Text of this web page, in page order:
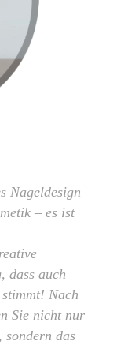
Nageldesign
– es ist
dass auch
Nach
Sie nicht nur
sondern das